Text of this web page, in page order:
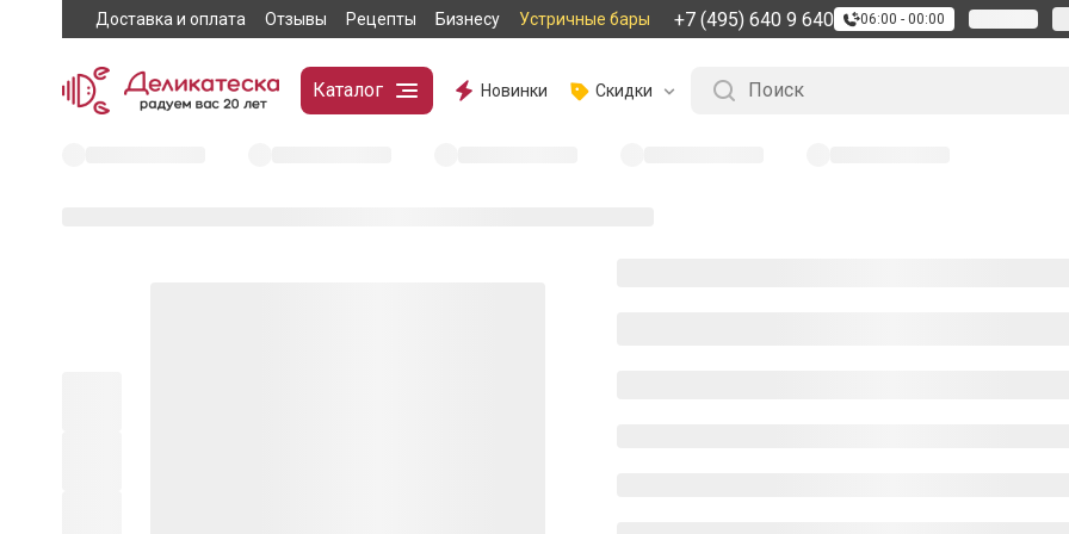
Доставка и оплата Отзывы Рецепты Бизнесу Устричные бары +7 (495) 640 9 640 06:00 - 00:00
Каталог Новинки Скидки